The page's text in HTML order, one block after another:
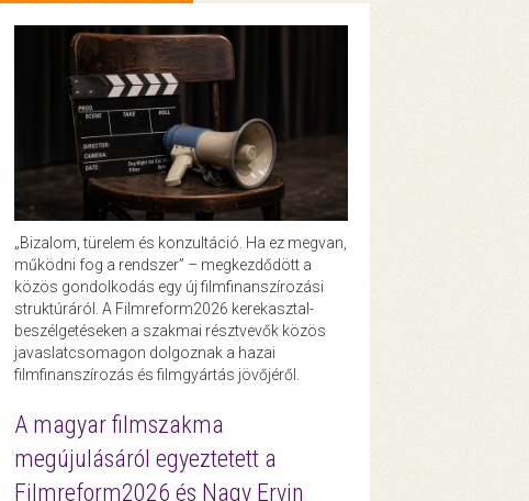
„Bizalom, türelem és konzultáció. Ha ez megvan,
működni fog a rendszer” – megkezdődött a
közös gondolkodás egy új filmfinanszírozási
struktúráról. A Filmreform2026 kerekasztal-
beszélgetéseken a szakmai résztvevők közös
javaslatcsomagon dolgoznak a hazai
filmfinanszírozás és filmgyártás jövőjéről.
A magyar filmszakma
megújulásáról egyeztetett a
Filmreform2026 és Nagy Ervin